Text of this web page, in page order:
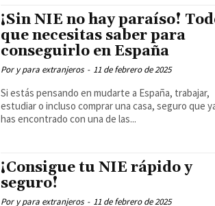
¡Sin NIE no hay paraíso!
que necesitas saber para
conseguirlo en España
Por y para extranjeros - 11 de febrero de 2025
Si estás pensando en mudarte a España, trabajar,
estudiar o incluso comprar una casa, seguro que
has encontrado con una de las...
¡Consigue tu NIE rápido y
seguro!
Por y para extranjeros - 11 de febrero de 2025